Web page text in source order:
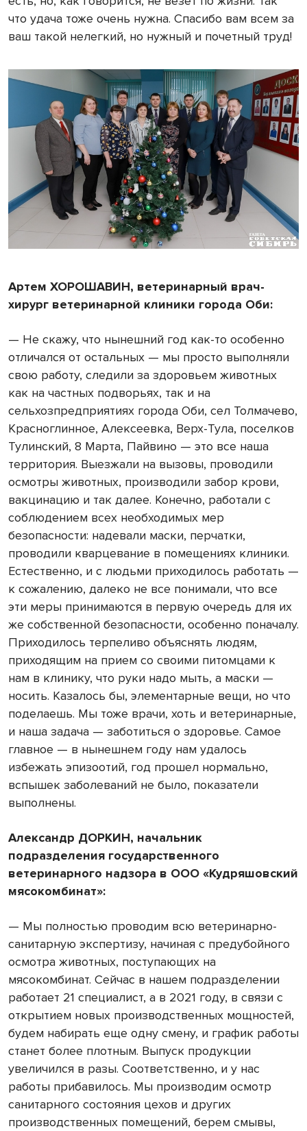
что удача тоже очень нужна. Спасибо вам всем за
ваш такой нелегкий, но нужный и почетный труд!
Артем ХОРОШАВИН, ветеринарный врач-
хирург ветеринарной клиники города Оби:
— Не скажу, что нынешний год как-то особенно
отличался от остальных — мы просто выполняли
свою работу, следили за здоровьем животных
как на частных подворьях, так и на
сельхозпредприятиях города Оби, сел Толмачево,
Красноглинное, Алексеевка, Верх-Тула, поселков
Тулинский, 8 Марта, Пайвино — это все наша
территория. Выезжали на вызовы, проводили
осмотры животных, производили забор крови,
вакцинацию и так далее. Конечно, работали с
соблюдением всех необходимых мер
безопасности: надевали маски, перчатки,
проводили кварцевание в помещениях клиники.
Естественно, и с людьми приходилось работать —
к сожалению, далеко не все понимали, что все
эти меры принимаются в первую очередь для их
же собственной безопасности, особенно поначалу.
Приходилось терпеливо объяснять людям,
приходящим на прием со своими питомцами к
нам в клинику, что руки надо мыть, а маски —
носить. Казалось бы, элементарные вещи, но что
поделаешь. Мы тоже врачи, хоть и ветеринарные,
и наша задача — заботиться о здоровье. Самое
главное — в нынешнем году нам удалось
избежать эпизоотий, год прошел нормально,
вспышек заболеваний не было, показатели
выполнены.
Александр ДОРКИН, начальник
подразделения государственного
ветеринарного надзора в ООО «Кудряшовский
мясокомбинат»:
— Мы полностью проводим всю ветеринарно-
санитарную экспертизу, начиная с предубойного
осмотра животных, поступающих на
мясокомбинат. Сейчас в нашем подразделении
работает 21 специалист, а в 2021 году, в связи с
открытием новых производственных мощностей,
будем набирать еще одну смену, и график работы
станет более плотным. Выпуск продукции
увеличился в разы. Соответственно, и у нас
работы прибавилось. Мы производим осмотр
санитарного состояния цехов и других
производственных помещений, берем смывы,